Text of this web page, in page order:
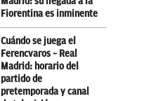
Fiorentina es inminente
Cuándo se juega el
Ferencvaros – Real
Madrid: horario del
partido de
pretemporada y canal